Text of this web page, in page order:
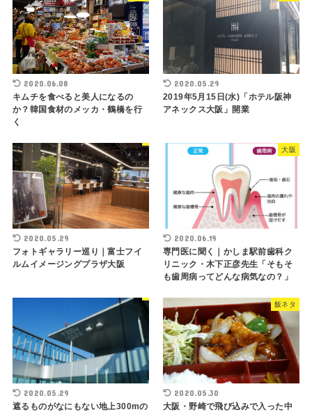
2020.06.08
キムチを食べると美人になるの
か？韓国食材のメッカ・鶴橋を行
く
2020.05.29
2019年5月15日(水)「ホテル阪神
アネックス大阪」開業
2020.05.29
フォトギャラリー巡り｜富士フイ
ルムイメージングプラザ大阪
大阪
2020.06.19
専門医に聞く｜かしま駅前歯科ク
リニック・木下正彦先生「そもそ
も歯周病ってどんな病気なの？」
2020.05.29
遮るものがなにもない地上300mの
飯ネタ
2020.05.30
大阪・野崎で飛び込みで入った中